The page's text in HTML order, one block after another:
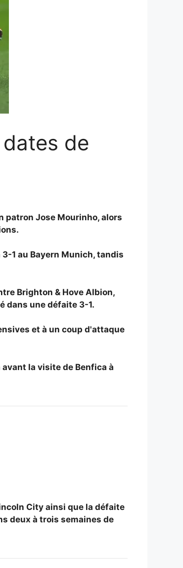
de
patron Jose Mourinho, alors
1 au Bayern Munich, tandis
Brighton & Hove Albion,
dans une défaite 3-1.
et à un coup d'attaque
la visite de Benfica à
City ainsi que la défaite
deux à trois semaines de